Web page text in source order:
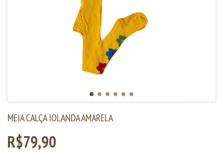
MEIA CALÇA IOLANDA AMARELA
R$79,90